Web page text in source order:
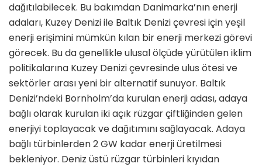
dağıtılabilecek. Bu bakımdan Danimarka’nın enerji
adaları, Kuzey Denizi ile Baltık Denizi çevresi için yeşil
enerji erişimini mümkün kılan bir enerji merkezi görevi
görecek. Bu da genellikle ulusal ölçüde yürütülen iklim
politikalarına Kuzey Denizi çevresinde ulus ötesi ve
sektörler arası yeni bir alternatif sunuyor. Baltık
Denizi’ndeki Bornholm’da kurulan enerji adası, adaya
bağlı olarak kurulan iki açık rüzgar çiftliğinden gelen
enerjiyi toplayacak ve dağıtımını sağlayacak. Adaya
bağlı türbinlerden 2 GW kadar enerji üretilmesi
bekleniyor. Deniz üstü rüzgar türbinleri kıyıdan